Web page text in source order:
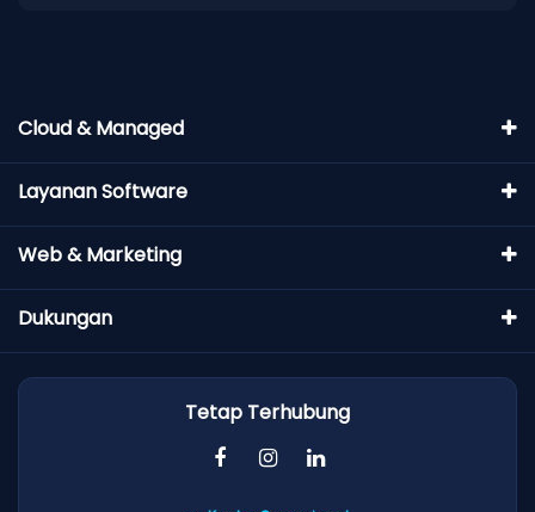
Cloud & Managed
Layanan Software
Web & Marketing
Dukungan
Tetap Terhubung